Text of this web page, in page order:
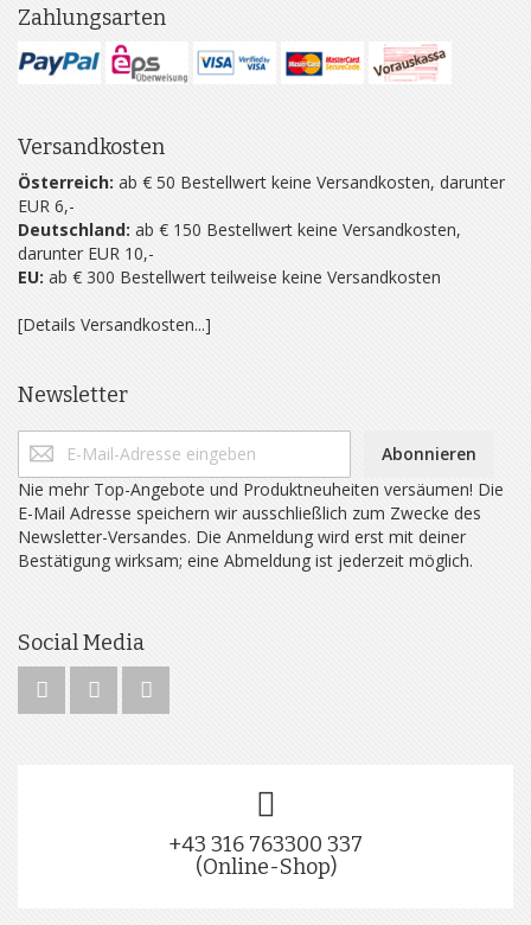
Zahlungsarten
Versandkosten
Österreich: ab € 50 Bestellwert keine Versandkosten, darunter
EUR 6,-
Deutschland: ab € 150 Bestellwert keine Versandkosten,
darunter EUR 10,-
EU: ab € 300 Bestellwert teilweise keine Versandkosten
[Details Versandkosten...]
Newsletter
Abonnieren
Nie mehr Top-Angebote und Produktneuheiten versäumen! Die
E-Mail Adresse speichern wir ausschließlich zum Zwecke des
Newsletter-Versandes. Die Anmeldung wird erst mit deiner
Bestätigung wirksam; eine Abmeldung ist jederzeit möglich.
Social Media
+43 316 763300 337
(Online-Shop)